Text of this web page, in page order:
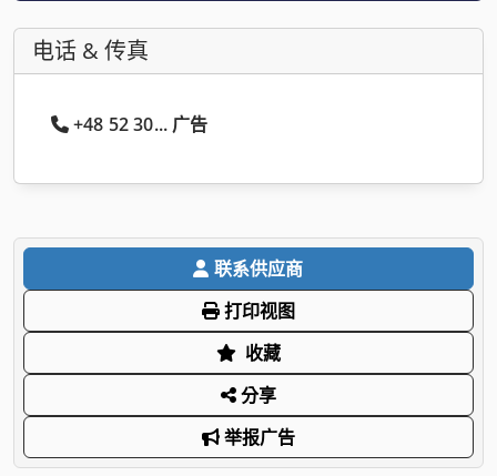
电话 & 传真
+48 52 30... 广告
联系供应商
打印视图
收藏
分享
举报广告